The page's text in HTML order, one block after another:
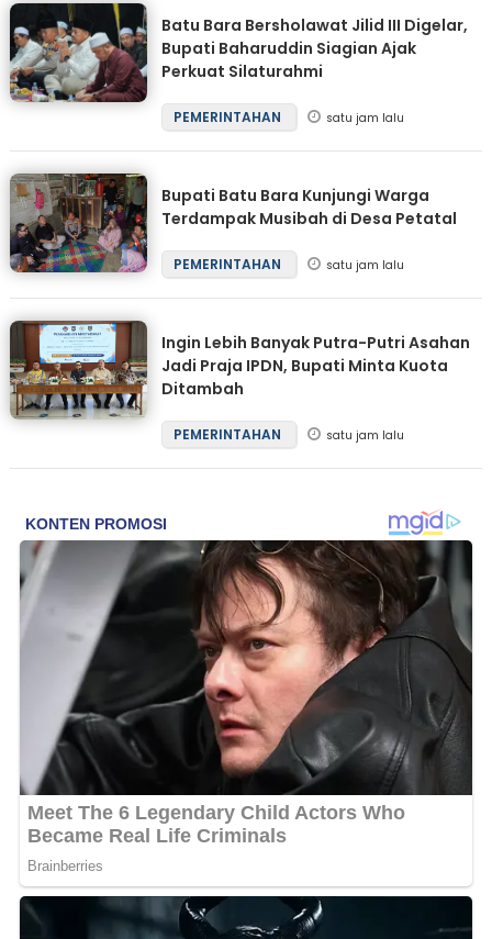
Batu Bara Bersholawat Jilid III Digelar,
Bupati Baharuddin Siagian Ajak
Perkuat Silaturahmi
PEMERINTAHAN satu jam lalu
Bupati Batu Bara Kunjungi Warga
Terdampak Musibah di Desa Petatal
PEMERINTAHAN satu jam lalu
Ingin Lebih Banyak Putra-Putri Asahan
Jadi Praja IPDN, Bupati Minta Kuota
Ditambah
PEMERINTAHAN satu jam lalu